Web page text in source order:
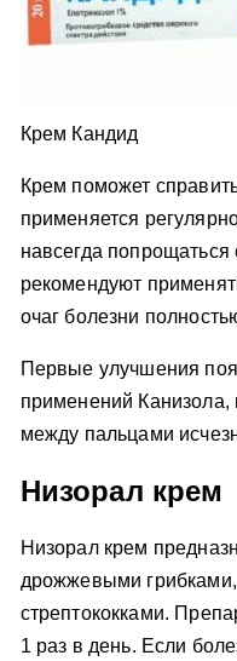
Крем Кандид
Крем поможет
применяется
навсегда попрощаться
рекомендуют
очаг болезни
Первые улучшения
применений Канизола,
между пальцами
Низорал крем
Низорал крем
дрожжевыми
стрептококками.
1 раз в день. Если